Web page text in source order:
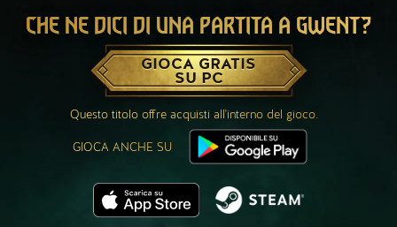
CHE NE DICI DI UNA PARTITA A GWENT?
GIOCA GRATIS
SU PC
Questo titolo offre acquisti all'interno del gioco.
GIOCA ANCHE SU